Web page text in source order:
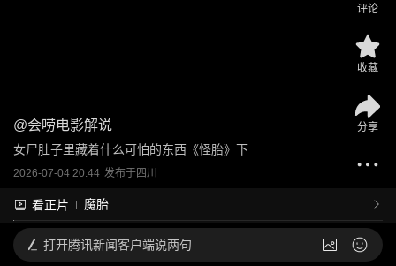
@会唠电影解说
女尸肚子里藏着什么可怕的东西《怪胎》下
2026-07-04 20:44 发布于四川
看正片 魔胎
评论
收藏
分享
打开腾讯新闻客户端说两句